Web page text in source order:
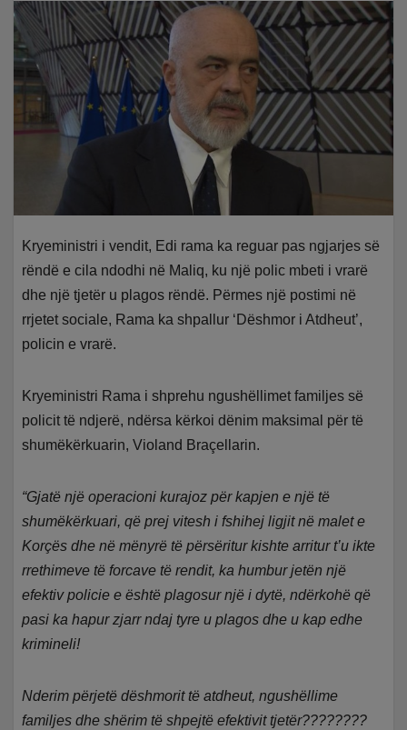
Kryeministri i vendit, Edi rama ka reguar pas ngjarjes së
rëndë e cila ndodhi në Maliq, ku një polic mbeti i vrarë
dhe një tjetër u plagos rëndë. Përmes një postimi në
rrjetet sociale, Rama ka shpallur ‘Dëshmor i Atdheut’,
policin e vrarë.
Kryeministri Rama i shprehu ngushëllimet familjes së
policit të ndjerë, ndërsa kërkoi dënim maksimal për të
shumëkërkuarin, Violand Braçellarin.
“Gjatë një operacioni kurajoz për kapjen e një të
shumëkërkuari, që prej vitesh i fshihej ligjit në malet e
Korçës dhe në mënyrë të përsëritur kishte arritur t’u ikte
rrethimeve të forcave të rendit, ka humbur jetën një
efektiv policie e është plagosur një i dytë, ndërkohë që
pasi ka hapur zjarr ndaj tyre u plagos dhe u kap edhe
krimineli!
Nderim përjetë dëshmorit të atdheut, ngushëllime
familjes dhe shërim të shpejtë efektivit tjetër????????